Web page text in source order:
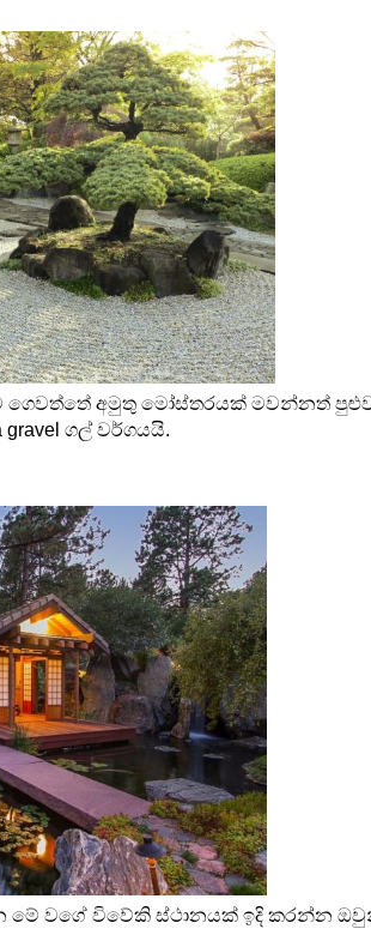
ගෙවත්තේ අමුතු මෝස්තරයක් මවන්නත්
ගල් වර්ගයයි.
වගේ විවේකි ස්ථානයක් ඉදි කරන්න ඔවුන්